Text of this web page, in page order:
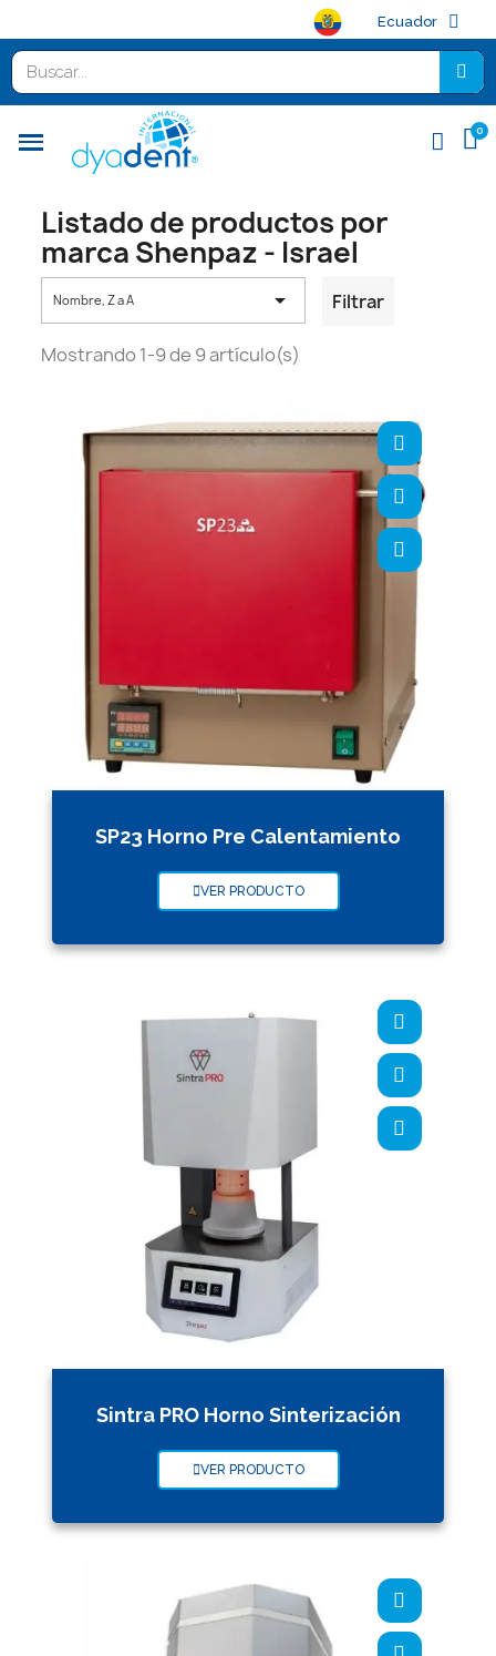
Ecuador
Listado de productos por
marca Shenpaz - Israel
Nombre, Z a A  Filtrar
Mostrando 1-9 de 9 artículo(s)
SP23 Horno Pre Calentamiento
VER PRODUCTO
Sintra PRO Horno Sinterización
VER PRODUCTO